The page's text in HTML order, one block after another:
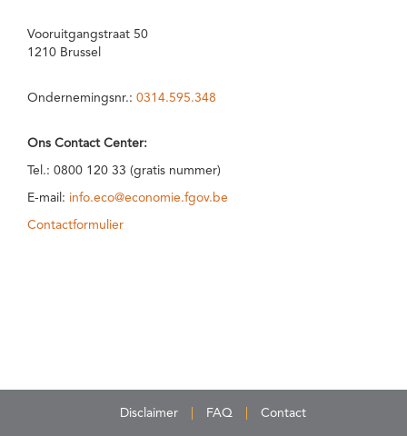
Vooruitgangstraat 50
1210 Brussel
Ondernemingsnr.: 0314.595.348
Ons Contact Center:
Tel.: 0800 120 33 (gratis nummer)
E-mail: info.eco@economie.fgov.be
Contactformulier
Disclaimer FAQ Contact